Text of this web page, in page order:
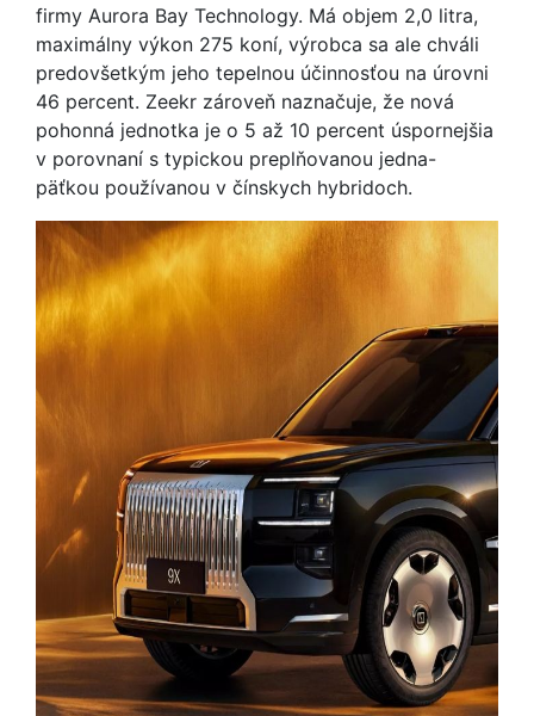
firmy Aurora Bay Technology. Má objem 2,0 litra,
maximálny výkon 275 koní, výrobca sa ale chváli
predovšetkým jeho tepelnou účinnosťou na úrovni
46 percent. Zeekr zároveň naznačuje, že nová
pohonná jednotka je o 5 až 10 percent úspornejšia
v porovnaní s typickou preplňovanou jedna-
päťkou používanou v čínskych hybridoch.